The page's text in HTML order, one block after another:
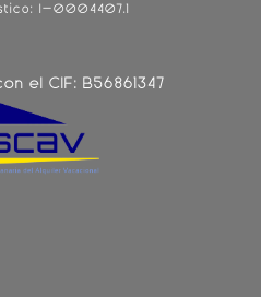
I-0004407.1
el CIF: B56861347